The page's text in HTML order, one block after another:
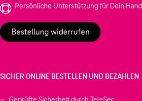
Persönliche Unterstützung für Dein
Bestellung widerrufen
SICHER ONLINE BESTELLEN UND BEZAHLEN